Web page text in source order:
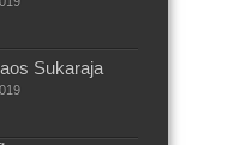
Sukaraja